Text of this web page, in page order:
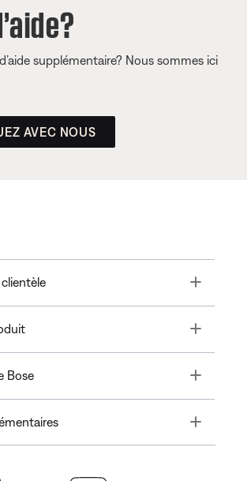
supplémentaire? Nous sommes ici
AVEC NOUS
Toggle
Toggle
Bose Toggle
Toggle